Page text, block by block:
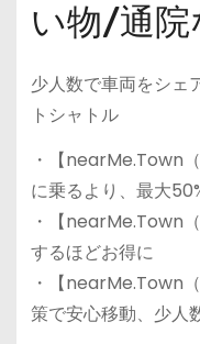
い物/通院
少人数で車両をシェ
トシャトル
・【nearMe.Town
に乗るより、最大
・【nearMe.Town
するほどお得に
・【nearMe.Town
策で安心移動、少人